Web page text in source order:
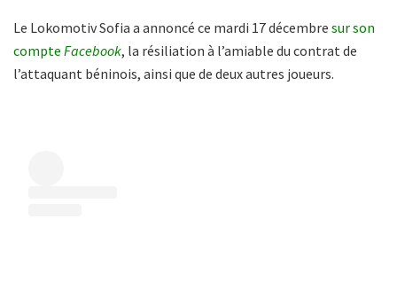
Le Lokomotiv Sofia a annoncé ce mardi 17 décembre sur son
compte Facebook, la résiliation à l’amiable du contrat de
l’attaquant béninois, ainsi que de deux autres joueurs.